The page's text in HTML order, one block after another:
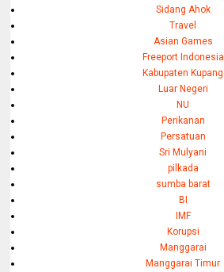
Sidang Ahok
Travel
Asian Games
Freeport Indonesia
Kabupaten Kupang
Luar Negeri
NU
Perikanan
Persatuan
Sri Mulyani
pilkada
sumba barat
BI
IMF
Korupsi
Manggarai
Manggarai Timur